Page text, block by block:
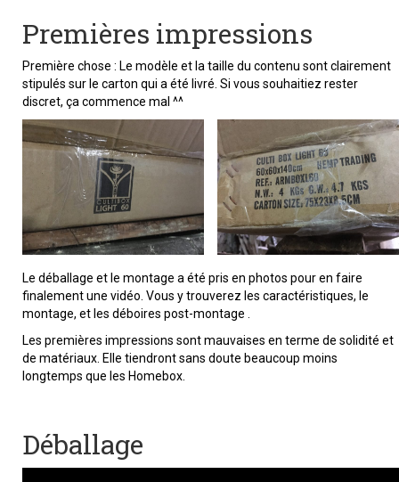
Premières impressions
Première chose : Le modèle et la taille du contenu sont clairement
stipulés sur le carton qui a été livré. Si vous souhaitiez rester
discret, ça commence mal ^^
Le déballage et le montage a été pris en photos pour en faire
finalement une vidéo. Vous y trouverez les caractéristiques, le
montage, et les déboires post-montage .
Les premières impressions sont mauvaises en terme de solidité et
de matériaux. Elle tiendront sans doute beaucoup moins
longtemps que les Homebox.
Déballage